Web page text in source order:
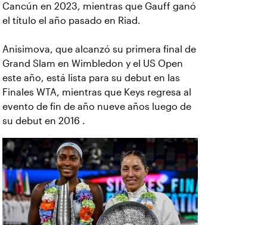
Cancún en 2023, mientras que Gauff ganó
el título el año pasado en Riad.
Anisimova, que alcanzó su primera final de
Grand Slam en Wimbledon y el US Open
este año, está lista para su debut en las
Finales WTA, mientras que Keys regresa al
evento de fin de año nueve años luego de
su debut en 2016 .